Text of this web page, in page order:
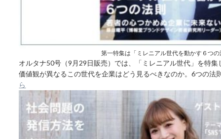
第一特集は「ミレニアル世代を動かす６つ
オルタナ50号（9月29日販売）では、「ミレニアル世代」を特
価値観が異なるこの世代を企業はどう見るべきなのか。6つの法
ら